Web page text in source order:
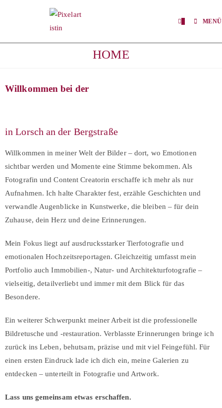
MENÜ
HOME
Willkommen bei der
in Lorsch an der Bergstraße
Willkommen in meiner Welt der Bilder – dort, wo Emotionen
sichtbar werden und Momente eine Stimme bekommen. Als
Fotografin und Content Creatorin erschaffe ich mehr als nur
Aufnahmen. Ich halte Charakter fest, erzähle Geschichten und
verwandle Augenblicke in Kunstwerke, die bleiben – für dein
Zuhause, dein Herz und deine Erinnerungen.
Mein Fokus liegt auf ausdrucksstarker Tierfotografie und
emotionalen Hochzeitsreportagen. Gleichzeitig umfasst mein
Portfolio auch Immobilien-, Natur- und Architekturfotografie –
vielseitig, detailverliebt und immer mit dem Blick für das
Besondere.
Ein weiterer Schwerpunkt meiner Arbeit ist die professionelle
Bildretusche und -restauration. Verblasste Erinnerungen bringe ich
zurück ins Leben, behutsam, präzise und mit viel Feingefühl. Für
einen ersten Eindruck lade ich dich ein, meine Galerien zu
entdecken – unterteilt in Fotografie und Artwork.
Lass uns gemeinsam etwas erschaffen.